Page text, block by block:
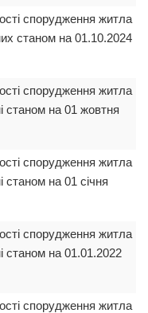
спорудження житла
станом на 01.10.2024
спорудження житла
станом на 01 жовтня
спорудження житла
станом на 01 січня
спорудження житла
станом на 01.01.2022
спорудження житла